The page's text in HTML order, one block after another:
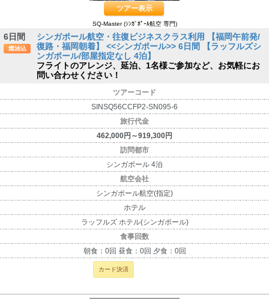
ツアー表示
SQ-Master (ｼﾝｶﾞﾎﾟｰﾙ航空 専門)
6日間
燃油込
シンガポール航空・往復ビジネスクラス利用 【福岡午前発/
復路・福岡朝着】 <<シンガポール>> 6日間 【ラッフルズシ
ンガポール/部屋指定なし 4泊】
フライトのアレンジ、延泊、1名様ご参加など、お気軽にお
問い合わせください！
ツアーコード
SINSQ56CCFP2-SN095-6
旅行代金
462,000円～919,300円
訪問都市
シンガポール 4泊
航空会社
シンガポール航空(指定)
ホテル
ラッフルズ ホテル(シンガポール)
食事回数
朝食：0回 昼食：0回 夕食：0回
カード決済